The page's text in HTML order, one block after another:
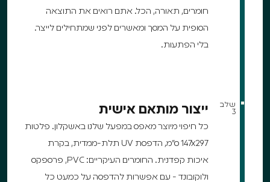
חומרים, תאורה, הכל. אתם רואים את התוצאה
הסופית על המסך ומאשרים לפני שמתחילים לייצר.
בלי הפתעות.
שלב
3
ייצור מותאם אישית
כל חיפוי מיוצר מאפס במפעל שלנו באשקלון. פלטות
147x297 ס"מ, הדפסת UV תלת-ממדית, בקרת
איכות קפדנית. החומרים העיקריים: PVC, פרספקס
ולוקובונד - עם אפשרות להדפסה על כמעט כל